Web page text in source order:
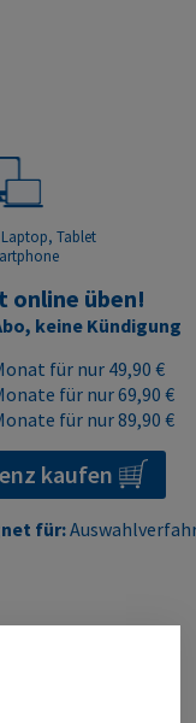
Tablet
online üben!
keine Kündigung
für nur 49,90 €
für nur 69,90 €
für nur 89,90 €
kaufen
für: